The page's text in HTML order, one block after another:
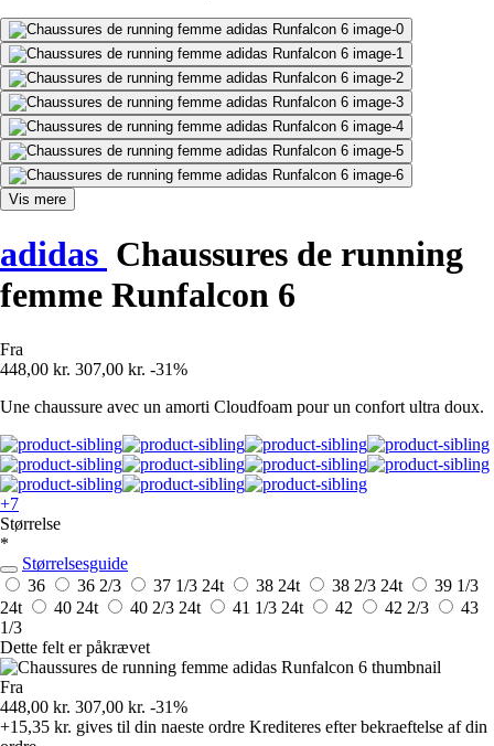
Vis mere
adidas Chaussures de running
femme Runfalcon 6
Fra
448,00 kr. 307,00 kr. -31%
Une chaussure avec un amorti Cloudfoam pour un confort ultra doux.
+7
Størrelse
*
Størrelsesguide
36
36 2/3 37 1/3 24t 38 24t 38 2/3 24t
39 1/3
24t
40 24t 40 2/3 24t 41 1/3 24t 42 42 2/3
43
1/3
Dette felt er påkrævet
Fra
448,00 kr. 307,00 kr. -31%
+15,35 kr. gives til din naeste ordre Krediteres efter bekraeftelse af din